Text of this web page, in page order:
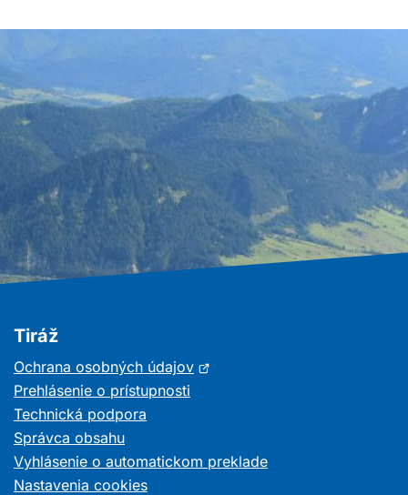
Tiráž
Ochrana osobných údajovOtvorí
okne
Prehlásenie o prístupnosti
Technická podpora
Správca obsahu
Vyhlásenie o automatickom preklade
Nastavenia cookies